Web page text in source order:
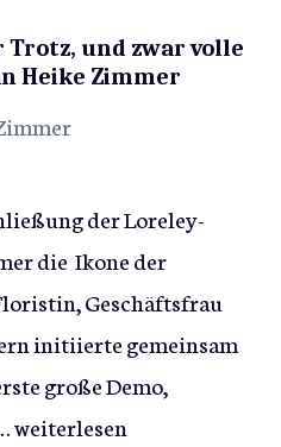
Trotz, und zwar volle
Heike Zimmer
der Loreley-
die Ikone der
Geschäftsfrau
initiierte gemeinsam
große Demo,
weiterlesen